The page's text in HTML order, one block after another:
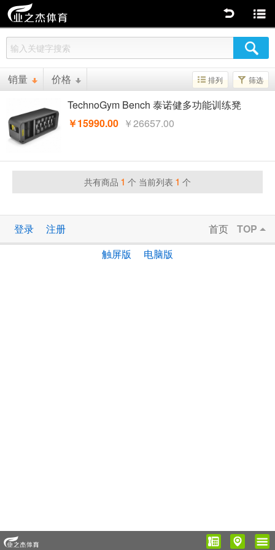
销量 价格 排列 筛选
TechnoGym Bench 泰诺健多功能训练凳
￥15990.00 ￥26657.00
共有商品 1 个 当前列表 1 个
登录 注册 首页
TOP
触屏版
电脑版